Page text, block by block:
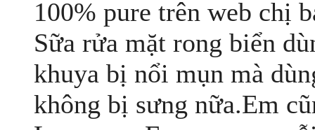
100% pure trên web chị
Sữa rửa mặt rong biển
khuya bị nổi mụn mà
không bị sưng nữa.Em